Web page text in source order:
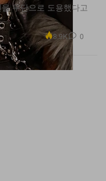
무단으로 도용했다고
8.9K 0